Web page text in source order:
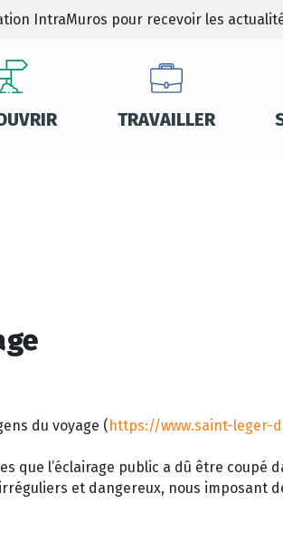
IntraMuros pour recevoir les
TRAVAILLER
du voyage (https://www.saint-leger-
que l’éclairage public a dû être coupé
et dangereux, nous imposant